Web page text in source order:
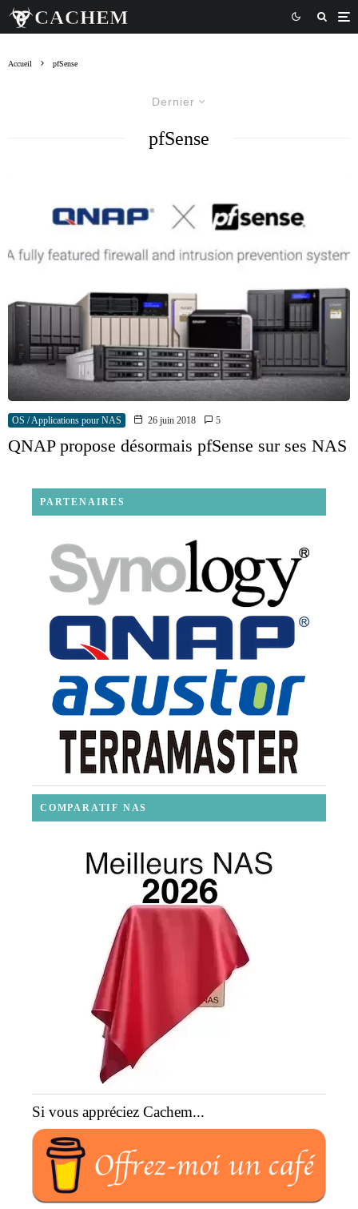
Accueil pfSense
Dernier
pfSense
OS / Applications pour NAS 26 juin 2018 5
QNAP propose désormais pfSense sur ses NAS
PARTENAIRES
COMPARATIF NAS
Si vous appréciez Cachem...